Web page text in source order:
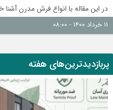
در این مقاله با انواع فرش مدرن آشنا
هفته